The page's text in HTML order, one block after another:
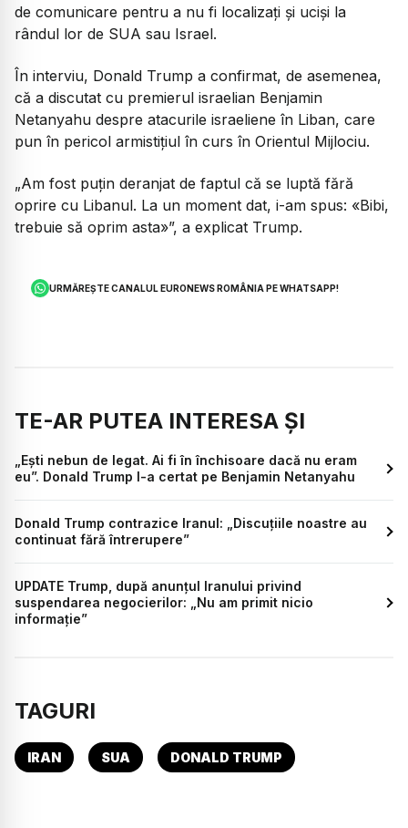
de comunicare pentru a nu fi localizați și uciși la
rândul lor de SUA sau Israel.
În interviu, Donald Trump a confirmat, de asemenea,
că a discutat cu premierul israelian Benjamin
Netanyahu despre atacurile israeliene în Liban, care
pun în pericol armistițiul în curs în Orientul Mijlociu.
„Am fost puțin deranjat de faptul că se luptă fără
oprire cu Libanul. La un moment dat, i-am spus: «Bibi,
trebuie să oprim asta»”, a explicat Trump.
URMĂREȘTE CANALUL EURONEWS ROMÂNIA PE WHATSAPP!
TE-AR PUTEA INTERESA ȘI
„Ești nebun de legat. Ai fi în închisoare dacă nu eram
eu”. Donald Trump l-a certat pe Benjamin Netanyahu
Donald Trump contrazice Iranul: „Discuțiile noastre au
continuat fără întrerupere”
UPDATE Trump, după anunțul Iranului privind
suspendarea negocierilor: „Nu am primit nicio
informație”
TAGURI
IRAN SUA DONALD TRUMP